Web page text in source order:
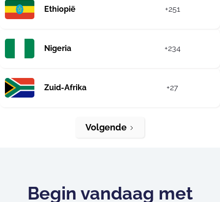
Ethiopië +251
Nigeria +234
Zuid-Afrika +27
Volgende
Begin vandaag met